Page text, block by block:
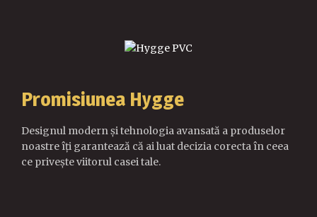
Promisiunea Hygge
Designul modern și tehnologia avansată a produselor
noastre îți garantează că ai luat decizia corecta în ceea
ce privește viitorul casei tale.